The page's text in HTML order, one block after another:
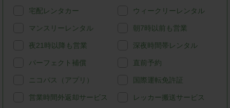
宅配レンタカー ウィークリーレンタル
マンスリーレンタル 朝7時以前も営業
夜21時以降も営業 深夜時間帯レンタル
パーフェクト補償 直前予約
ニコパス（アプリ） 国際運転免許証
営業時間外返却サービス レッカー搬送サービス